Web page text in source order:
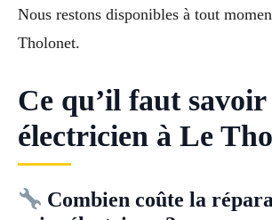
Nous restons disponibles à tout
Tholonet.
Ce qu’il faut
électricien à Le
Combien coûte la